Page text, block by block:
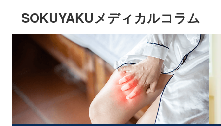
SOKUYAKUメディカルコラム